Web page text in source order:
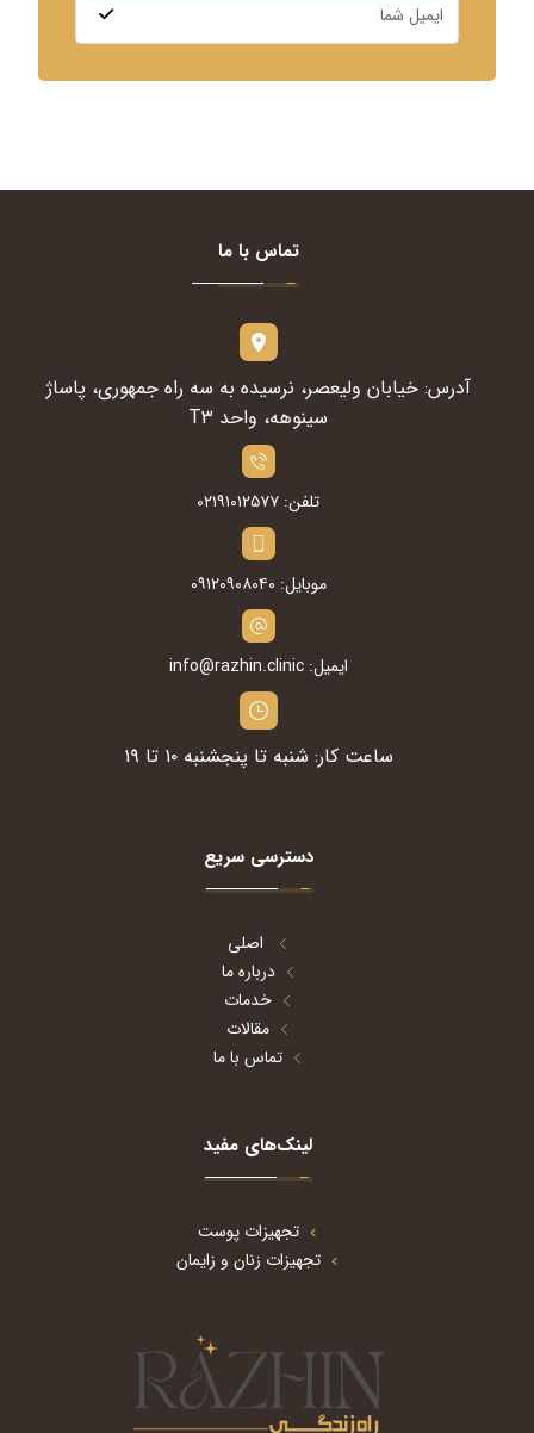
تماس با ما
آدرس: خیابان ولیعصر، نرسیده به سه راه جمهوری، پاساژ
سینوهه، واحد T۳
تلفن: ۰۲۱۹۱۰۱۲۵۷۷
موبایل: ۰۹۱۲۰۹۰۸۰۴۰
ایمیل: info@razhin.clinic
ساعت کار: شنبه تا پنجشنبه ۱۰ تا ۱۹
دسترسی سریع
اصلی
درباره ما
خدمات
مقالات
تماس با ما
لینک‌های مفید
تجهیزات پوست
تجهیزات زنان و زایمان